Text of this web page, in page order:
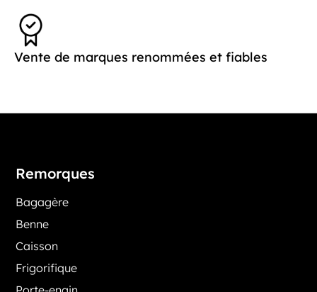
Vente de marques renommées et fiables
Remorques
Bagagère
Benne
Caisson
Frigorifique